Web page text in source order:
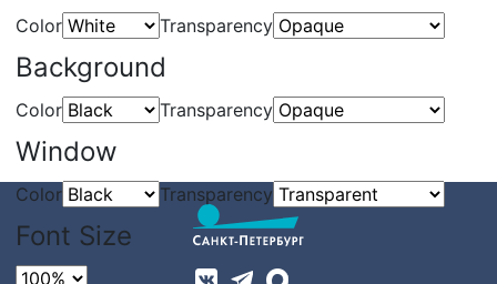
Color Transparency
Background
Color Transparency
Window
Color Transparency
Font Size